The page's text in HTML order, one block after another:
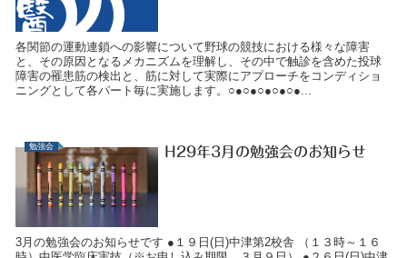
各関節の運動連鎖への影響について野球の競技における様々な障害
と、その原因となるメカニズムを理解し、その中で触診を含めた投球
障害の罹患筋の検出と、筋に対して実際にアプローチをコンディショ
ニングとして各パート毎に実施します。○●○●○●○●○●...
勉強会 H29年3月の勉強会のお知らせ
3月の勉強会のお知らせです ●１９日(日)中津第2校舎 （１３時～１６